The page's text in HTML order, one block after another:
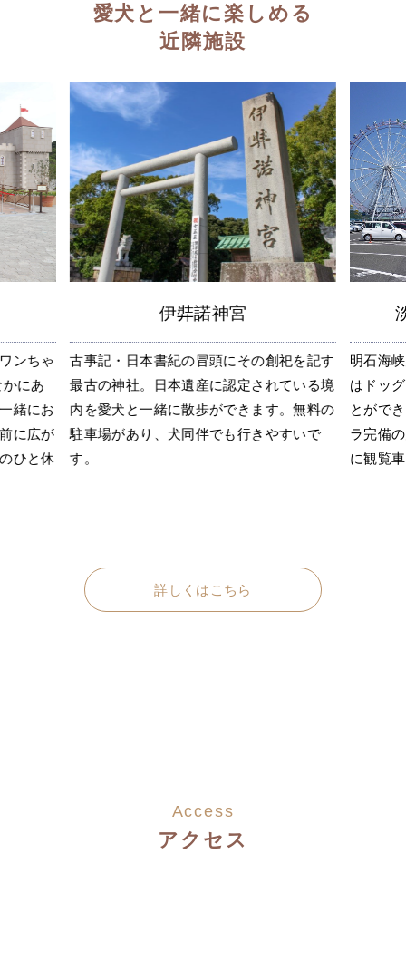
愛犬と一緒に楽しめる
近隣施設
ンちゃ
にあ
緒にお
に広が
ひと休
伊弉諾神宮
古事記・日本書紀の冒頭にその創祀を記す
最古の神社。日本遺産に認定されている境
内を愛犬と一緒に散歩ができます。無料の
駐車場があり、犬同伴でも行きやすいで
す。
明石海
はドッ
とがで
ラ完備
に観覧
詳しくはこちら
Access
アクセス